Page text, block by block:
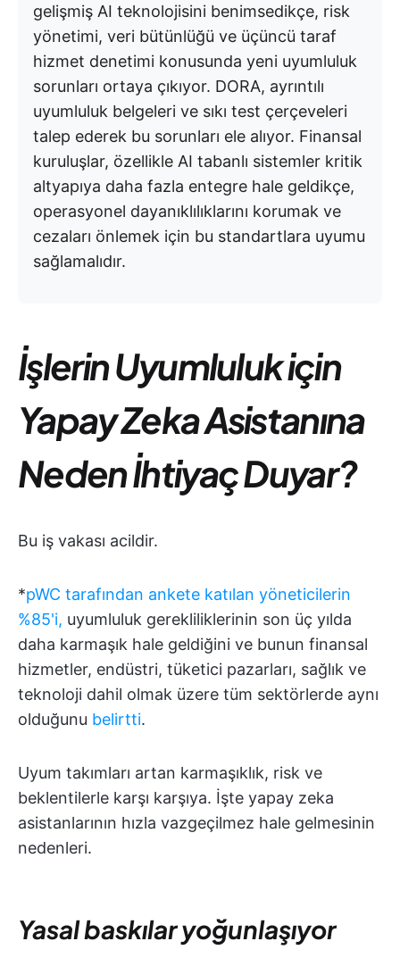
gelişmiş AI teknolojisini benimsedikçe, risk
yönetimi, veri bütünlüğü ve üçüncü taraf
hizmet denetimi konusunda yeni uyumluluk
sorunları ortaya çıkıyor. DORA, ayrıntılı
uyumluluk belgeleri ve sıkı test çerçeveleri
talep ederek bu sorunları ele alıyor. Finansal
kuruluşlar, özellikle AI tabanlı sistemler kritik
altyapıya daha fazla entegre hale geldikçe,
operasyonel dayanıklılıklarını korumak ve
cezaları önlemek için bu standartlara uyumu
sağlamalıdır.
İşlerin Uyumluluk için
Yapay Zeka Asistanına
Neden İhtiyaç Duyar?
Bu iş vakası acildir.
*pWC tarafından ankete katılan yöneticilerin
%85'i, uyumluluk gerekliliklerinin son üç yılda
daha karmaşık hale geldiğini ve bunun finansal
hizmetler, endüstri, tüketici pazarları, sağlık ve
teknoloji dahil olmak üzere tüm sektörlerde aynı
olduğunu belirtti.
Uyum takımları artan karmaşıklık, risk ve
beklentilerle karşı karşıya. İşte yapay zeka
asistanlarının hızla vazgeçilmez hale gelmesinin
nedenleri.
Yasal baskılar yoğunlaşıyor